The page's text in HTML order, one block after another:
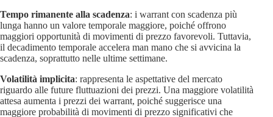
Tempo rimanente alla scadenza: i warrant con scadenza più
lunga hanno un valore temporale maggiore, poiché offrono
maggiori opportunità di movimenti di prezzo favorevoli. Tuttavia,
il decadimento temporale accelera man mano che si avvicina la
scadenza, soprattutto nelle ultime settimane.
Volatilità implicita: rappresenta le aspettative del mercato
riguardo alle future fluttuazioni dei prezzi. Una maggiore volatilità
attesa aumenta i prezzi dei warrant, poiché suggerisce una
maggiore probabilità di movimenti di prezzo significativi che